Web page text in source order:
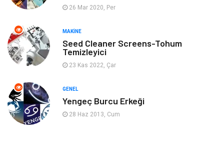
Ev İşleri
Gençlik & Eğlence
Mobilya
Evlilik Rehberi
Astroloji Keyfinizi Kaçırmayın
26 Mar 2020, Per
MAKINE
Seed Cleaner Screens-Tohum
Temizleyici
23 Kas 2022, Çar
GENEL
Yengeç Burcu Erkeği
28 Haz 2013, Cum